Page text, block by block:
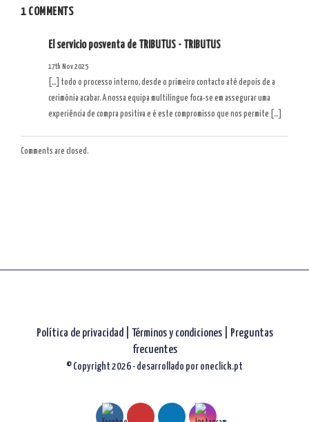
1 COMMENTS
El servicio posventa de TRIBUTUS - TRIBUTUS
17th Nov 2025
[…] todo o processo interno, desde o primeiro contacto até depois de a
cerimónia acabar. A nossa equipa multilíngue foca-se em assegurar uma
experiência de compra positiva e é este compromisso que nos permite […]
Comments are closed.
Política de privacidad| Términos y condiciones |
Preguntas
frecuentes
© Copyright 2026 - desarrollado por oneclick.pt